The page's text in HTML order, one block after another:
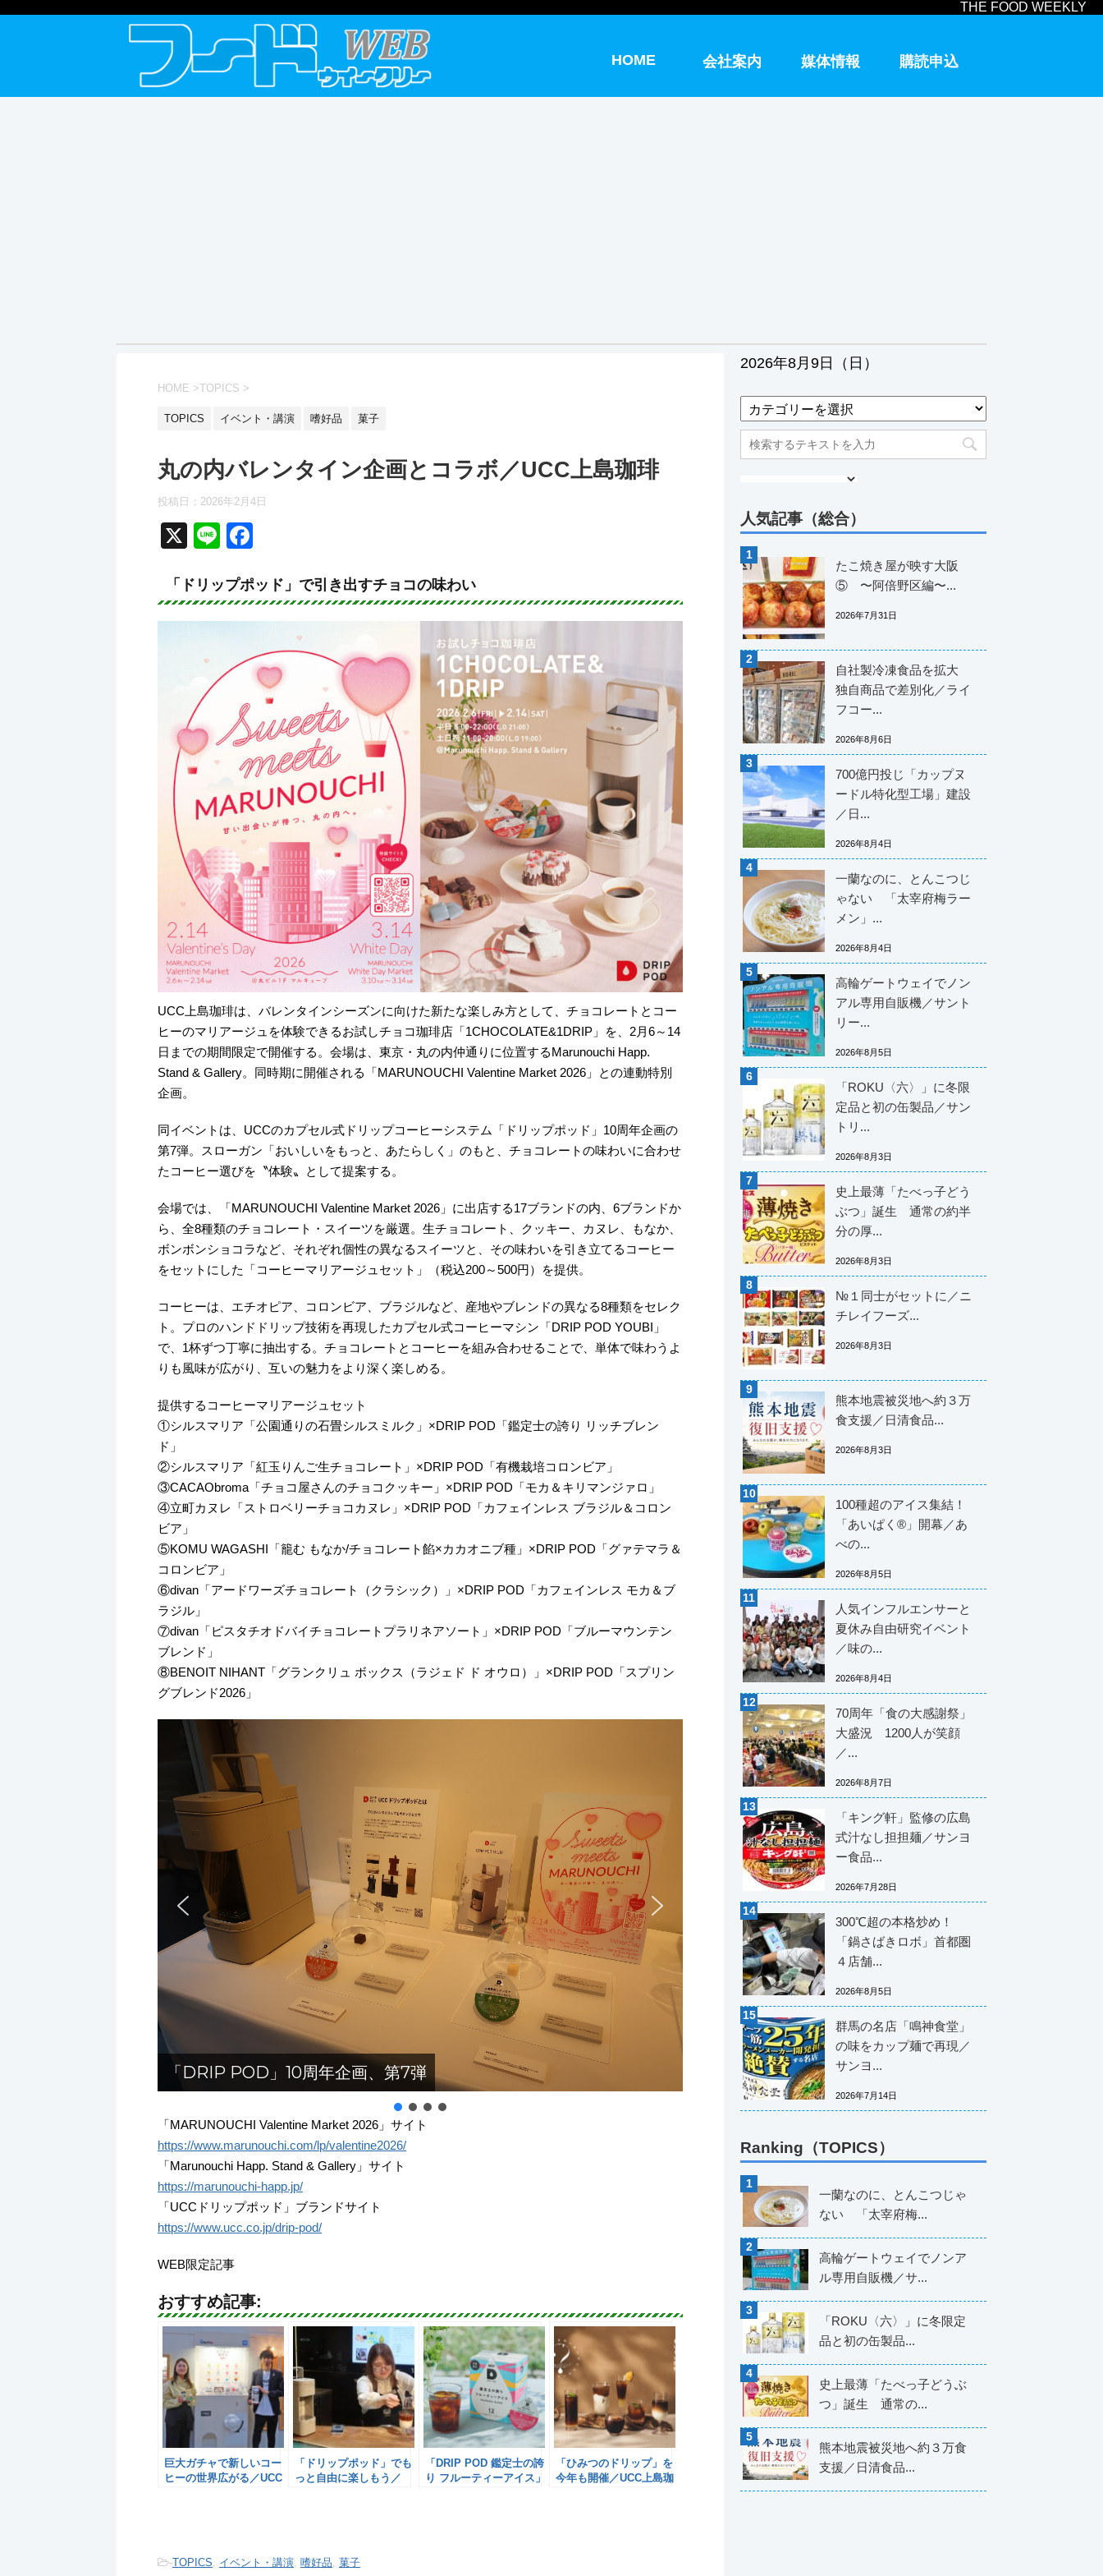
THE FOOD WEEKLY
HOME 会社案内 媒体情報 購読申込
HOME >TOPICS >
TOPICS イベント・講演 嗜好品 菓子
丸の内バレンタイン企画とコラボ／UCC上島珈琲
投稿日：2026年2月4日
X
Li
e
c
e
o
o
k
「ドリップポッド」で引き出すチョコの味わい
UCC上島珈琲は、バレンタインシーズンに向けた新たな楽しみ方として、チョコレートとコー
ヒーのマリアージュを体験できるお試しチョコ珈琲店「1CHOCOLATE&1DRIP」を、2月6～14
日までの期間限定で開催する。会場は、東京・丸の内仲通りに位置するMarunouchi Happ.
Stand & Gallery。同時期に開催される「MARUNOUCHI Valentine Market 2026」との連動特別
企画。
同イベントは、UCCのカプセル式ドリップコーヒーシステム「ドリップポッド」10周年企画の
第7弾。スローガン「おいしいをもっと、あたらしく」のもと、チョコレートの味わいに合わせ
たコーヒー選びを〝体験〟として提案する。
会場では、「MARUNOUCHI Valentine Market 2026」に出店する17ブランドの内、6ブランドか
ら、全8種類のチョコレート・スイーツを厳選。生チョコレート、クッキー、カヌレ、もなか、
ボンボンショコラなど、それぞれ個性の異なるスイーツと、その味わいを引き立てるコーヒー
をセットにした「コーヒーマリアージュセット」（税込200～500円）を提供。
コーヒーは、エチオピア、コロンビア、ブラジルなど、産地やブレンドの異なる8種類をセレク
ト。プロのハンドドリップ技術を再現したカプセル式コーヒーマシン「DRIP POD YOUBI」
で、1杯ずつ丁寧に抽出する。チョコレートとコーヒーを組み合わせることで、単体で味わうよ
りも風味が広がり、互いの魅力をより深く楽しめる。
提供するコーヒーマリアージュセット
①シルスマリア「公園通りの石畳シルスミルク」×DRIP POD「鑑定士の誇り リッチブレン
ド」
②シルスマリア「紅玉りんご生チョコレート」×DRIP POD「有機栽培コロンビア」
③CACAObroma「チョコ屋さんのチョコクッキー」×DRIP POD「モカ＆キリマンジァロ」
④立町カヌレ「ストロベリーチョコカヌレ」×DRIP POD「カフェインレス ブラジル＆コロン
ビア」
⑤KOMU WAGASHI「籠む もなか/チョコレート餡×カカオニブ種」×DRIP POD「グァテマラ＆
コロンビア」
⑥divan「アードワーズチョコレート（クラシック）」×DRIP POD「カフェインレス モカ＆ブ
ラジル」
⑦divan「ピスタチオドバイチョコレートプラリネアソート」×DRIP POD「ブルーマウンテン
ブレンド」
⑧BENOIT NIHANT「グランクリュ ボックス（ラジェド ド オウロ）」×DRIP POD「スプリン
グブレンド2026」
「DRIP POD」10周年企画、第7弾
「MARUNOUCHI Valentine Market 2026」サイト
https://www.marunouchi.com/lp/valentine2026/
「Marunouchi Happ. Stand & Gallery」サイト
https://marunouchi-happ.jp/
「UCCドリップポッド」ブランドサイト
https://www.ucc.co.jp/drip-pod/
WEB限定記事
おすすめ記事:
巨大ガチャで新しいコー
ヒーの世界広がる／UCC
「ドリップポッド」でも
っと自由に楽しもう／
「DRIP POD 鑑定士の誇
り フルーティーアイス」
「ひみつのドリップ」を
今年も開催／UCC上島珈
-TOPICS, イベント・講演, 嗜好品, 菓子
2026年8月9日（日）
人気記事（総合）
たこ焼き屋が映す大阪
⑤ 〜阿倍野区編〜...
2026年7月31日
自社製冷凍食品を拡大
独自商品で差別化／ライ
フコー...
2026年8月6日
700億円投じ「カップヌ
ードル特化型工場」建設
／日...
2026年8月4日
一蘭なのに、とんこつじ
ゃない 「太宰府梅ラー
メン」...
2026年8月4日
高輪ゲートウェイでノン
アル専用自販機／サント
リー...
2026年8月5日
「ROKU〈六〉」に冬限
定品と初の缶製品／サン
トリ...
2026年8月3日
史上最薄「たべっ子どう
ぶつ」誕生 通常の約半
分の厚...
2026年8月3日
№１同士がセットに／ニ
チレイフーズ...
2026年8月3日
熊本地震被災地へ約３万
食支援／日清食品...
2026年8月3日
100種超のアイス集結！
「あいぱく®」開幕／あ
べの...
2026年8月5日
人気インフルエンサーと
夏休み自由研究イベント
／味の...
2026年8月4日
70周年「食の大感謝祭」
大盛況 1200人が笑顔
／...
2026年8月7日
「キング軒」監修の広島
式汁なし担担麺／サンヨ
ー食品...
2026年7月28日
300℃超の本格炒め！
「鍋さばきロボ」首都圏
４店舗...
2026年8月5日
群馬の名店「鳴神食堂」
の味をカップ麺で再現／
サンヨ...
2026年7月14日
Ranking（TOPICS）
一蘭なのに、とんこつじゃ
ない 「太宰府梅...
高輪ゲートウェイでノンア
ル専用自販機／サ...
「ROKU〈六〉」に冬限定
品と初の缶製品...
史上最薄「たべっ子どうぶ
つ」誕生 通常の...
熊本地震被災地へ約３万食
支援／日清食品...